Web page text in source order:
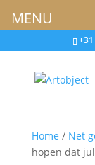
Home / Net
hopen dat
MENU